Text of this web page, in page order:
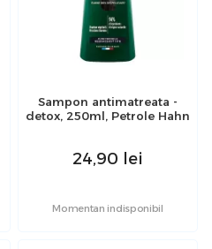
Sampon antimatreata -
detox, 250ml, Petrole Hahn
24,90 lei
Momentan indisponibil